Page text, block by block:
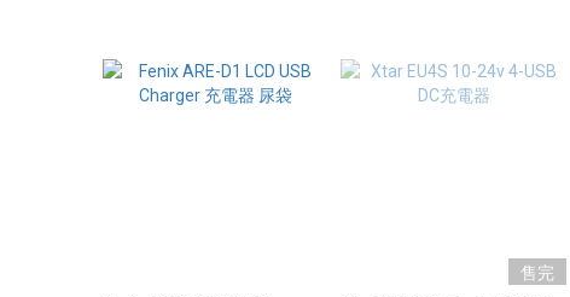
售完